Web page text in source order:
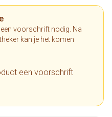
voorschrift nodig. Na
kan je het komen
een voorschrift